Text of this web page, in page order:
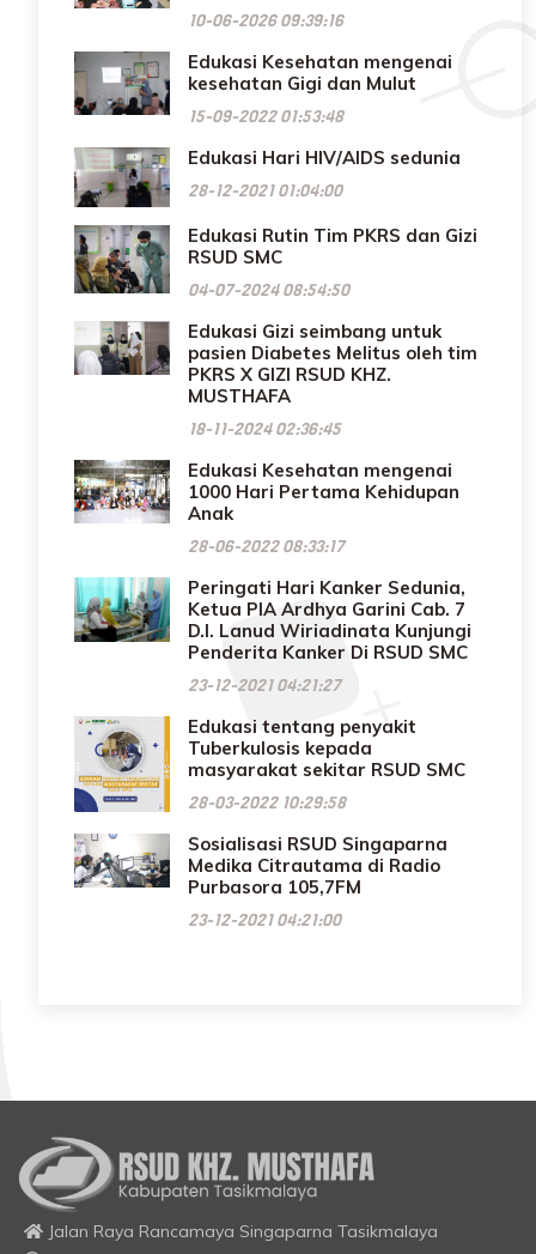
10-06-2026 09:39:16
Edukasi Kesehatan mengenai
kesehatan Gigi dan Mulut
15-09-2022 01:53:48
Edukasi Hari HIV/AIDS sedunia
28-12-2021 01:04:00
Edukasi Rutin Tim PKRS dan Gizi
RSUD SMC
04-07-2024 08:54:50
Edukasi Gizi seimbang untuk
pasien Diabetes Melitus oleh tim
PKRS X GIZI RSUD KHZ.
MUSTHAFA
18-11-2024 02:36:45
Edukasi Kesehatan mengenai
1000 Hari Pertama Kehidupan
Anak
28-06-2022 08:33:17
Peringati Hari Kanker Sedunia,
Ketua PIA Ardhya Garini Cab. 7
D.I. Lanud Wiriadinata Kunjungi
Penderita Kanker Di RSUD SMC
23-12-2021 04:21:27
Edukasi tentang penyakit
Tuberkulosis kepada
masyarakat sekitar RSUD SMC
28-03-2022 10:29:58
Sosialisasi RSUD Singaparna
Medika Citrautama di Radio
Purbasora 105,7FM
23-12-2021 04:21:00
Jalan Raya Rancamaya Singaparna Tasikmalaya